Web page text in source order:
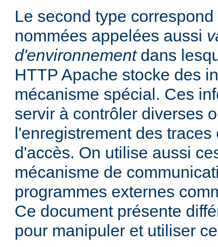
Le second type
nommées appelées aussi
d'environnementdans
HTTP Apache stocke des
mécanisme spécial. Ces
servir à contrôler diverses
l'enregistrement des traces
d'accès. On utilise aussi
mécanisme de
programmes externes
Ce document présente
pour manipuler et utiliser